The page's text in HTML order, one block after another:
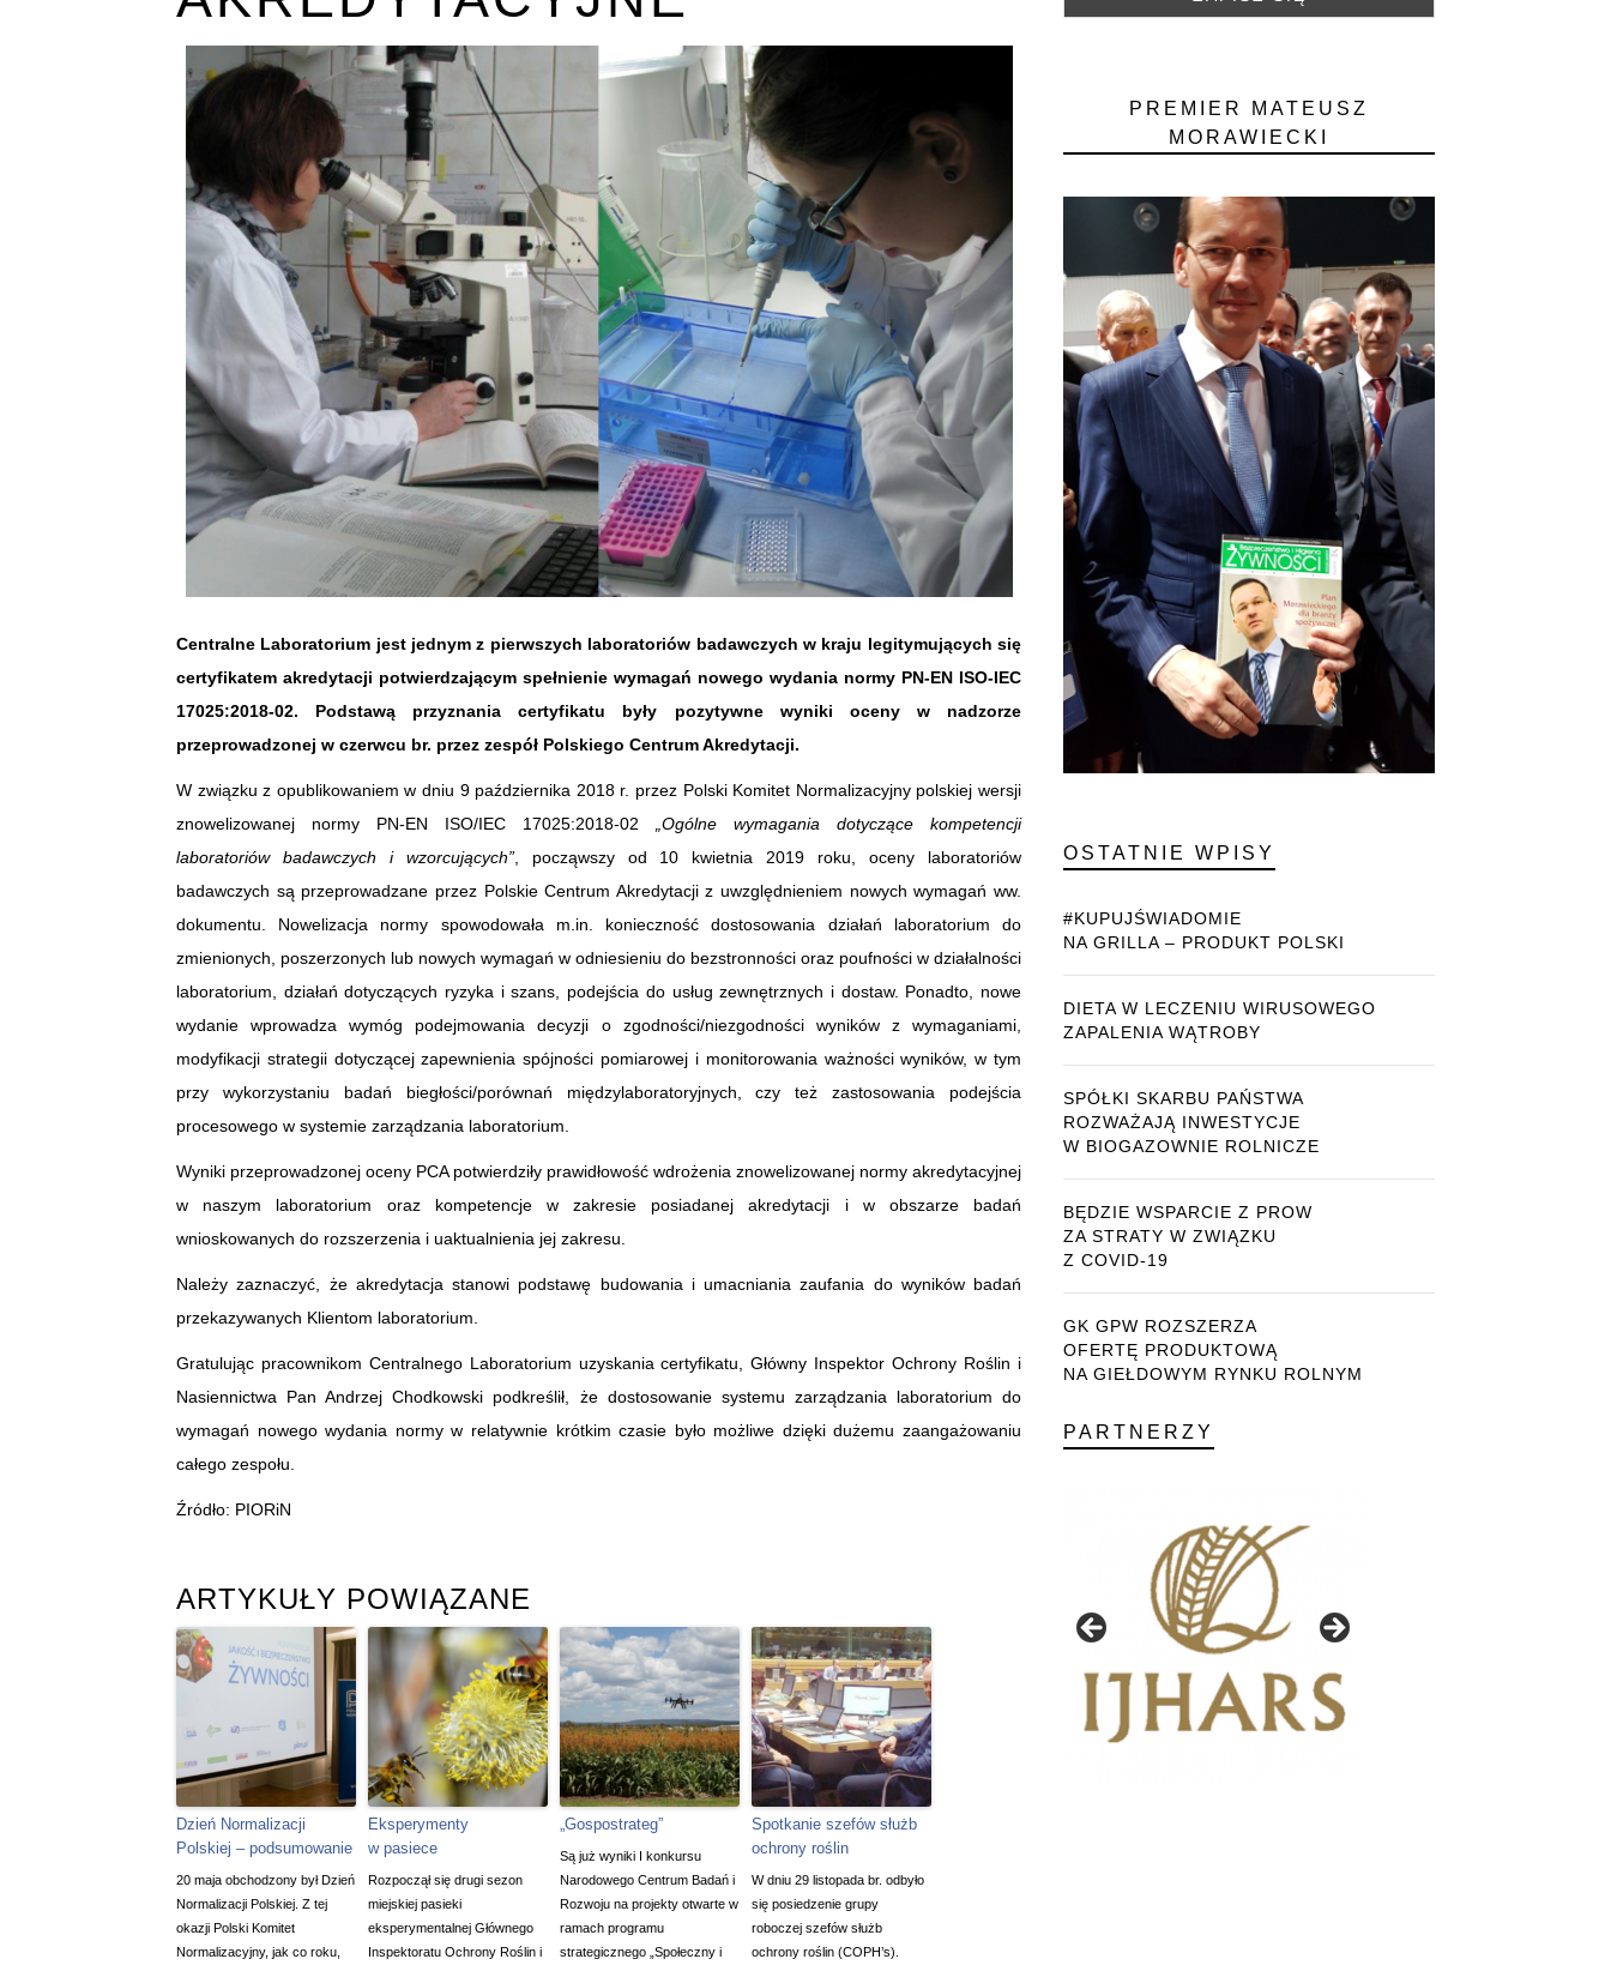
Centralne Laboratorium jest jednym z pierwszych laboratoriów badawczych w kraju legitymujących się
certyfikatem akredytacji potwierdzającym spełnienie wymagań nowego wydania normy PN-EN ISO-IEC
17025:2018-02. Podstawą przyznania certyfikatu były pozytywne wyniki oceny w nadzorze
przeprowadzonej w czerwcu br. przez zespół Polskiego Centrum Akredytacji.
W związku z opublikowaniem w dniu 9 października 2018 r. przez Polski Komitet Normalizacyjny polskiej wersji
znowelizowanej normy PN-EN ISO/IEC 17025:2018-02
„Ogólne wymagania dotyczące kompetencji
laboratoriów badawczych i wzorcujących”, począwszy od 10 kwietnia 2019 roku, oceny laboratoriów
badawczych są przeprowadzane przez Polskie Centrum Akredytacji z uwzględnieniem nowych wymagań ww.
dokumentu. Nowelizacja normy spowodowała m.in. konieczność dostosowania działań laboratorium do
zmienionych, poszerzonych lub nowych wymagań w odniesieniu do bezstronności oraz poufności w działalności
laboratorium, działań dotyczących ryzyka i szans, podejścia do usług zewnętrznych i dostaw. Ponadto, nowe
wydanie wprowadza wymóg podejmowania decyzji o zgodności/niezgodności wyników z wymaganiami,
modyfikacji strategii dotyczącej zapewnienia spójności pomiarowej i monitorowania ważności wyników, w tym
przy wykorzystaniu badań biegłości/porównań międzylaboratoryjnych, czy też zastosowania podejścia
procesowego w systemie zarządzania laboratorium.
Wyniki przeprowadzonej oceny PCA potwierdziły prawidłowość wdrożenia znowelizowanej normy akredytacyjnej
w naszym laboratorium oraz kompetencje w zakresie posiadanej akredytacji i w obszarze badań
wnioskowanych do rozszerzenia i uaktualnienia jej zakresu.
Należy zaznaczyć, że akredytacja stanowi podstawę budowania i umacniania zaufania do wyników badań
przekazywanych Klientom laboratorium.
Gratulując pracownikom Centralnego Laboratorium uzyskania certyfikatu, Główny Inspektor Ochrony Roślin i
Nasiennictwa Pan Andrzej Chodkowski podkreślił, że dostosowanie systemu zarządzania laboratorium do
wymagań nowego wydania normy w relatywnie krótkim czasie było możliwe dzięki dużemu zaangażowaniu
całego zespołu.
Źródło: PIORiN
ARTYKUŁY POWIĄZANE
Dzień Normalizacji
Polskiej – podsumowanie
20 maja obchodzony był Dzień
Normalizacji Polskiej. Z tej
okazji Polski Komitet
Normalizacyjny, jak co roku,
Eksperymenty
w pasiece
Rozpoczął się drugi sezon
miejskiej pasieki
eksperymentalnej Głównego
Inspektoratu Ochrony Roślin i
„Gospostrateg”
Są już wyniki I konkursu
Narodowego Centrum Badań i
Rozwoju na projekty otwarte w
ramach programu
strategicznego „Społeczny i
Spotkanie szefów służb
ochrony roślin
W dniu 29 listopada br. odbyło
się posiedzenie grupy
roboczej szefów służb
ochrony roślin (COPH’s).
PREMIER MATEUSZ
MORAWIECKI
OSTATNIE WPISY
#KUPUJŚWIADOMIE
NA GRILLA – PRODUKT POLSKI
DIETA W LECZENIU WIRUSOWEGO
ZAPALENIA WĄTROBY
SPÓŁKI SKARBU PAŃSTWA
ROZWAŻAJĄ INWESTYCJE
W BIOGAZOWNIE ROLNICZE
BĘDZIE WSPARCIE Z PROW
ZA STRATY W ZWIĄZKU
Z COVID-19
GK GPW ROZSZERZA
OFERTĘ PRODUKTOWĄ
NA GIEŁDOWYM RYNKU ROLNYM
PARTNERZY